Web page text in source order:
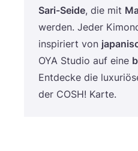
Sari-Sei­de, die mit
wer­den. Jeder
inspi­riert von
OYA Stu­dio auf eine
Ent­de­cke die
der COSH! Karte.